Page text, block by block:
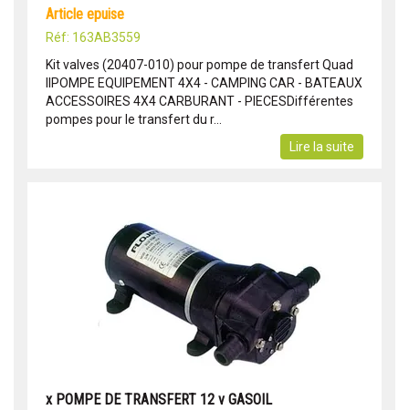
article epuise
Réf: 163AB3559
Kit valves (20407-010) pour pompe de transfert Quad
IIPOMPE EQUIPEMENT 4X4 - CAMPING CAR - BATEAUX
ACCESSOIRES 4X4 CARBURANT - PIECESDifférentes
pompes pour le transfert du r...
Lire la suite
x POMPE DE TRANSFERT 12 v GASOIL